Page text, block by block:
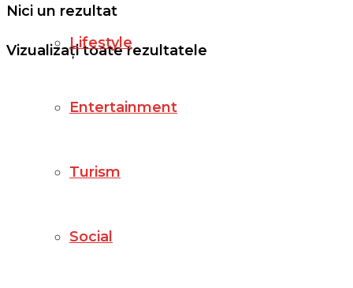
Nici un rezultat
Vizualizați toate rezultatele
Lifestyle
Entertainment
Turism
Social